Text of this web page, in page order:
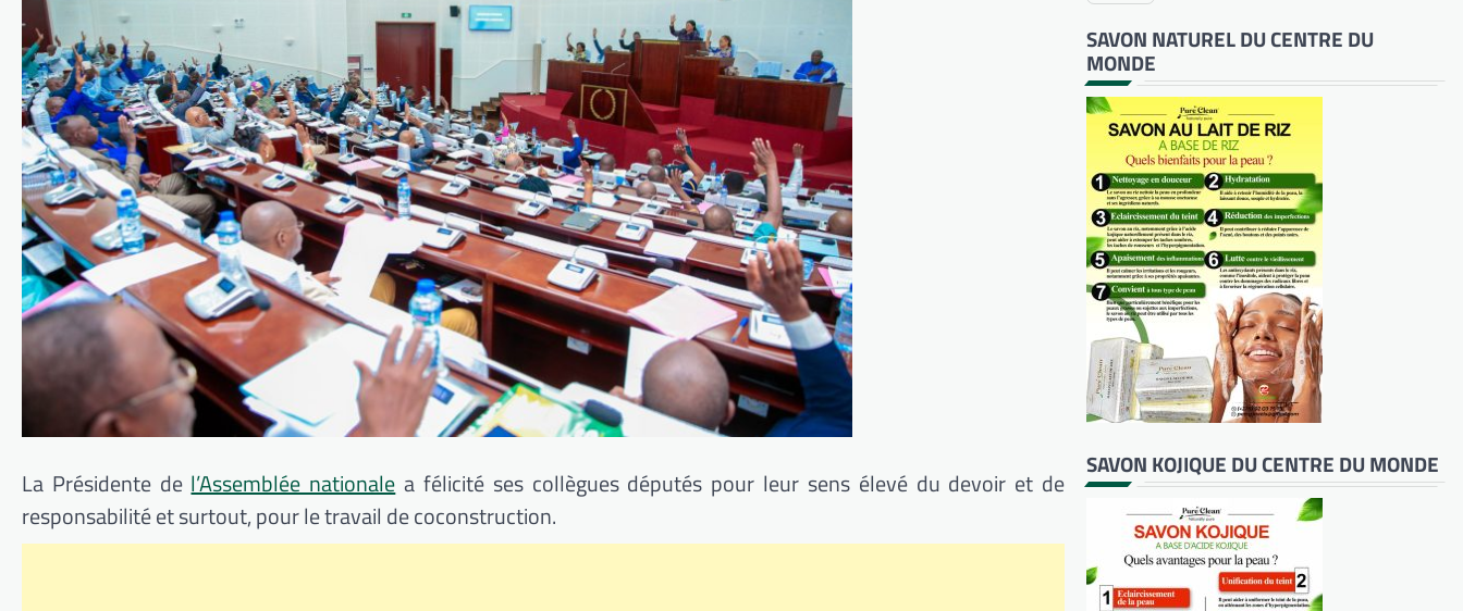
La Présidente de l’Assemblée nationale a félicité ses collègues députés pour leur sens élevé du devoir et de
responsabilité et surtout, pour le travail de coconstruction.
SAVON NATUREL DU CENTRE DU
MONDE
SAVON KOJIQUE DU CENTRE DU MONDE